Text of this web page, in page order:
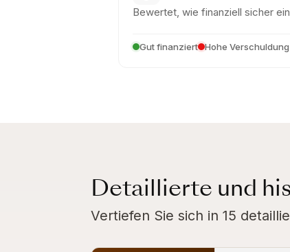
Bewertet, wie finanziell sicher
Gut finanziert Hohe Verschuldung
Detaillierte und
Vertiefen Sie sich in 15